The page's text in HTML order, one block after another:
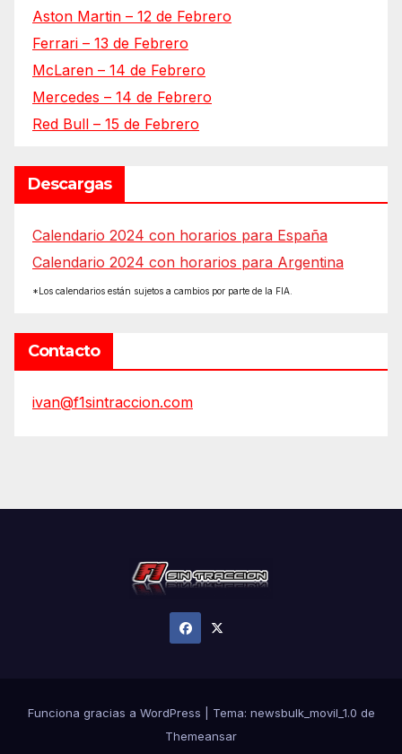
Aston Martin – 12 de Febrero
Ferrari – 13 de Febrero
McLaren – 14 de Febrero
Mercedes – 14 de Febrero
Red Bull – 15 de Febrero
Descargas
Calendario 2024 con horarios para España
Calendario 2024 con horarios para Argentina
*Los calendarios están sujetos a cambios por parte de la FIA.
Contacto
ivan@f1sintraccion.com
Funciona gracias a WordPress Tema: newsbulk_movil_1.0 de
Themeansar